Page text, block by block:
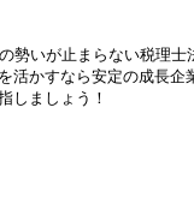
うにスキルの向上を目
ビスを提供する真の「
勢いが止まらない税理士
活かすなら安定の成長
しましょう！